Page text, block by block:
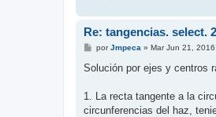
Re: tangencias. select.
M
n
porJmpeca » Mar Jun 21,
Solución por ejes y centros
1. La recta tangente a la
circunferencias del haz,